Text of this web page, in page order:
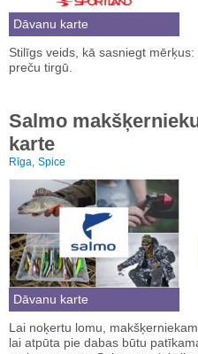
Dāvanu karte
Stilīgs veids, kā sasniegt
preču tirgū.
Salmo
karte
Rīga, Spice
Dāvanu karte
Lai noķertu lomu,
lai atpūta pie dabas būtu